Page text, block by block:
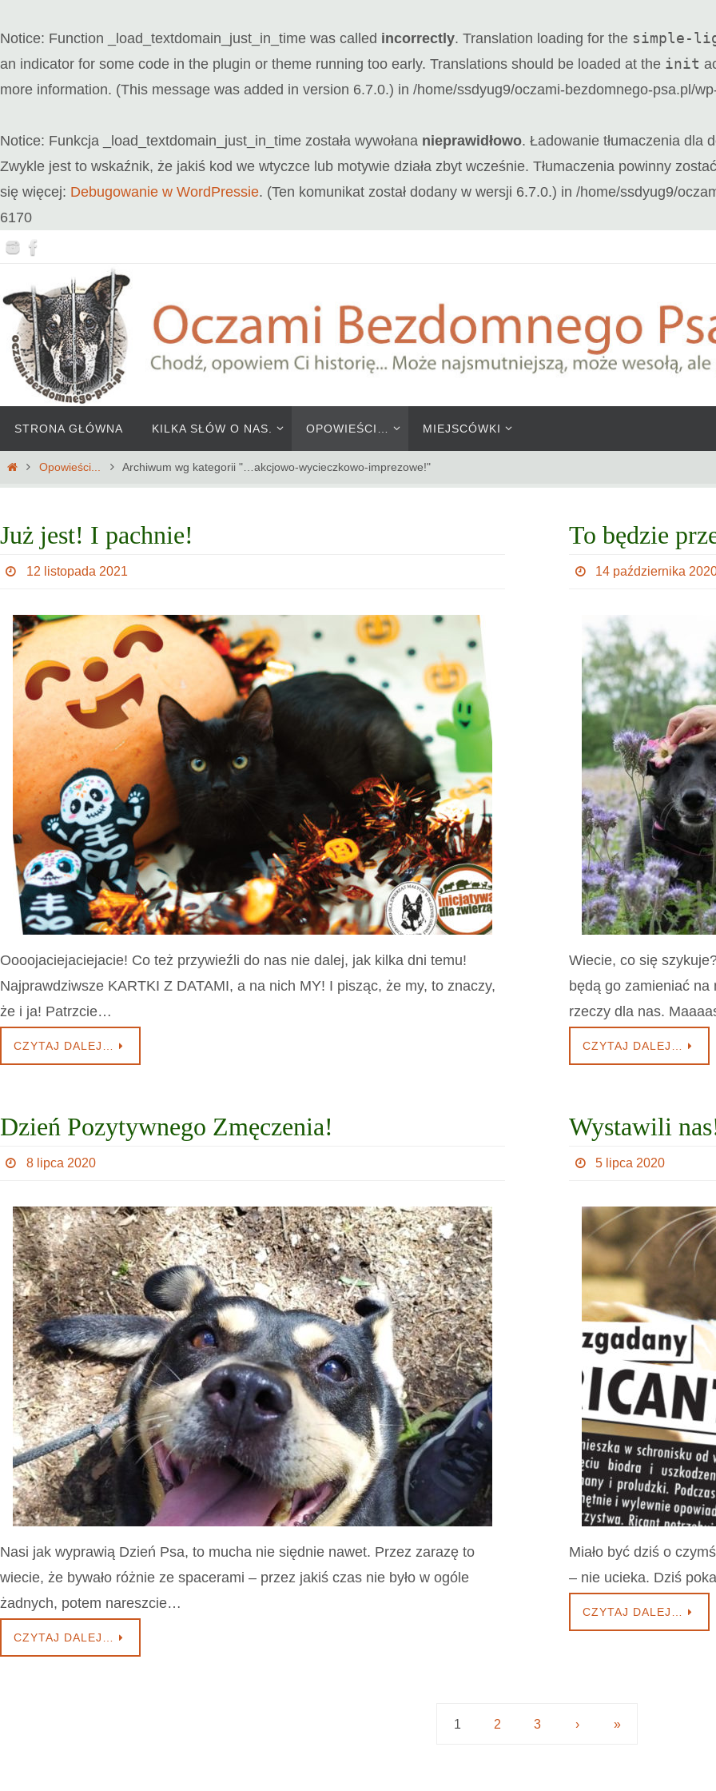
Notice: Function _load_textdomain_just_in_time was called incorrectly. Translation loading for the simple-
an indicator for some code in the plugin or theme running too early. Translations should be loaded at the init
more information. (This message was added in version 6.7.0.) in /home/ssdyug9/oczami-bezdomnego-psa.pl/
Notice: Funkcja _load_textdomain_just_in_time została wywołana nieprawidłowo. Ładowanie tłumaczenia dla
Zwykle jest to wskaźnik, że jakiś kod we wtyczce lub motywie działa zbyt wcześnie. Tłumaczenia powinny
się więcej: Debugowanie w WordPressie. (Ten komunikat został dodany w wersji 6.7.0.) in /home/ssdyug9/
6170
Przejdź
treści
treści
STRONA GŁÓWNA KILKA SŁÓW O NAS. OPOWIEŚCI… MIEJSCÓWKI
HomeOpowieści... Archiwum wg kategorii "…akcjowo-wycieczkowo-imprezowe!"
Już jest! I pachnie!
12 listopada 2021
Oooojaciejaciejacie! Co też przywieźli do nas nie dalej, jak kilka dni temu!
Najprawdziwsze KARTKI Z DATAMI, a na nich MY! I pisząc, że my, to znaczy,
że i ja! Patrzcie…
CZYTAJ DALEJ…
To będzie
14 października
Wiecie, co się
będą go zamieniać na
rzeczy dla nas.
CZYTAJ DALEJ…
Dzień Pozytywnego Zmęczenia!
8 lipca 2020
Nasi jak wyprawią Dzień Psa, to mucha nie siędnie nawet. Przez zarazę to
wiecie, że bywało różnie ze spacerami – przez jakiś czas nie było w ogóle
żadnych, potem nareszcie…
CZYTAJ DALEJ…
Wystawili
5 lipca 2020
Miało być dziś o
– nie ucieka. Dziś
CZYTAJ DALEJ…
1 2 3 › »